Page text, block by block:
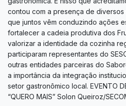
contou com a presença de diversos
que juntos vêm conduzindo ações
fortalecer a cadeia produtiva dos
valorizar a identidade da cozinha
participaram representantes do
outras entidades parceiras do
a importância da integração
setor gastronômico local. EVENTO
“QUERO MAIS” Solon Queiroz/